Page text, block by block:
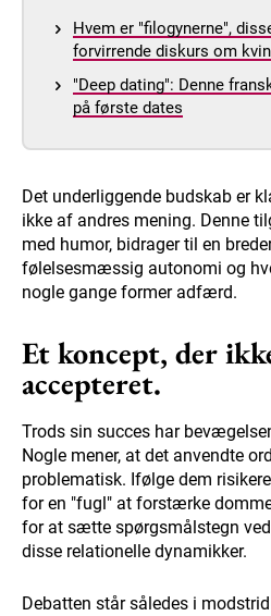
Hvem er "filogynerne",
forvirrende diskurs om
"Deep dating": Denne
på første dates
Det underliggende budskab er
ikke af andres mening. Denne
med humor, bidrager til en
følelsesmæssig autonomi og
nogle gange former adfærd.
Et koncept, der
accepteret.
Trods sin succes har
Nogle mener, at det anvendte
problematisk. Ifølge dem
for en "fugl" at forstærke
for at sætte spørgsmålstegn
disse relationelle dynamikker.
Debatten står således i